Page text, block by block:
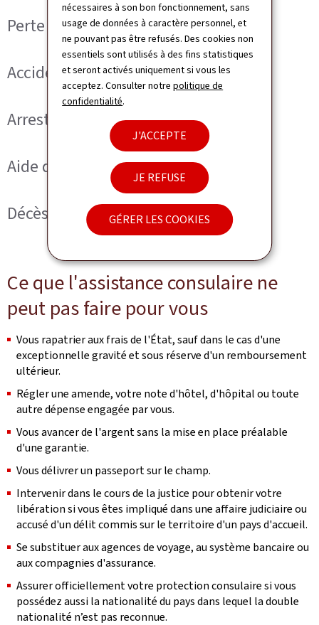
nécessaires à son bon fonctionnement, sans
usage de données à caractère personnel, et
ne pouvant pas être refusés. Des cookies non
essentiels sont utilisés à des fins statistiques
et seront activés uniquement si vous les
acceptez. Consulter notrepolitique de
confidentialité.
J'ACCEPTE
JE REFUSE
GÉRER LES COOKIES
Perte ou vol de document
Accident ou maladie grave
Arrestation ou incarcération
Aide d'urgence
Décès
Ce que l'assistance consulaire ne
peut pas faire pour vous
Vous rapatrier aux frais de l'État, sauf dans le cas d'une
exceptionnelle gravité et sous réserve d'un remboursement
ultérieur.
Régler une amende, votre note d'hôtel, d'hôpital ou toute
autre dépense engagée par vous.
Vous avancer de l'argent sans la mise en place préalable
d'une garantie.
Vous délivrer un passeport sur le champ.
Intervenir dans le cours de la justice pour obtenir votre
libération si vous êtes impliqué dans une affaire judiciaire ou
accusé d'un délit commis sur le territoire d'un pays d'accueil.
Se substituer aux agences de voyage, au système bancaire ou
aux compagnies d'assurance.
Assurer officiellement votre protection consulaire si vous
possédez aussi la nationalité du pays dans lequel la double
nationalité n’est pas reconnue.